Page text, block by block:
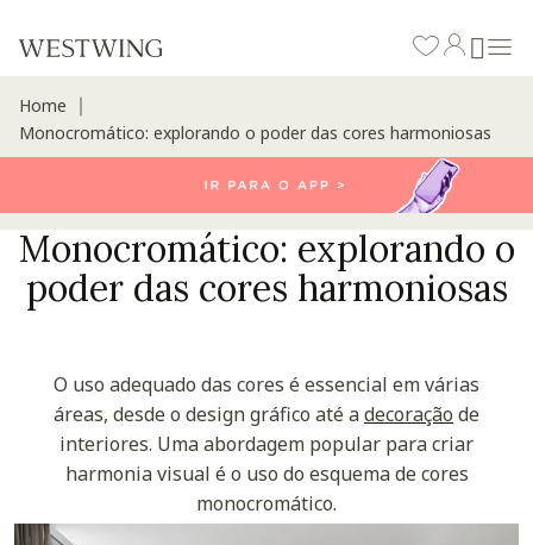
Home
Monocromático: explorando o poder das cores harmoniosas
Monocromático: explorando o
poder das cores harmoniosas
O uso adequado das cores é essencial em várias
áreas, desde o design gráfico até adecoração de
interiores. Uma abordagem popular para criar
harmonia visual é o uso do esquema de cores
monocromático.